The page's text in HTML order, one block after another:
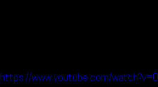
https://www.youtube.com/